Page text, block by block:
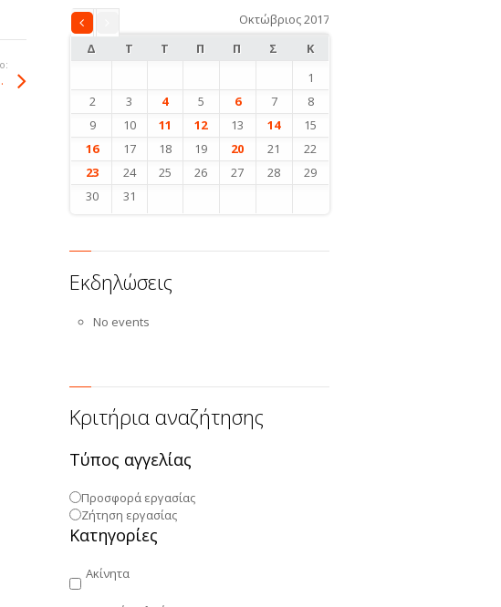
στη Φιλιππιάδα!.
Οκτώβριος 2017
Δ
Τ Τ Π Π Σ Κ
Σεπ
1
2
3 4 5 6 7
8
9
10 11 12 13 14
15
16
17 18 19 20 21
22
23
24 25 26 27 28
29
30
31
Εκδηλώσεις
No events
Κριτήρια αναζήτησης
Τύπος αγγελίας
Προσφορά εργασίας
Ζήτηση εργασίας
Κατηγορίες
Ακίνητα